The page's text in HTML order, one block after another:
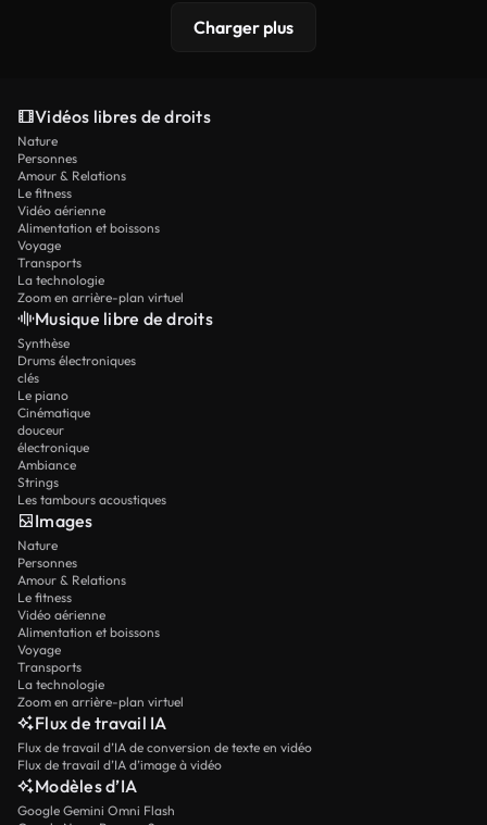
Charger plus
Vidéos libres de droits
Nature
Personnes
Amour & Relations
Le fitness
Vidéo aérienne
Alimentation et boissons
Voyage
Transports
La technologie
Zoom en arrière-plan virtuel
Musique libre de droits
Synthèse
Drums électroniques
clés
Le piano
Cinématique
douceur
électronique
Ambiance
Strings
Les tambours acoustiques
Images
Nature
Personnes
Amour & Relations
Le fitness
Vidéo aérienne
Alimentation et boissons
Voyage
Transports
La technologie
Zoom en arrière-plan virtuel
Flux de travail IA
Flux de travail d’IA de conversion de texte en vidéo
Flux de travail d’IA d’image à vidéo
Modèles d’IA
Google Gemini Omni Flash